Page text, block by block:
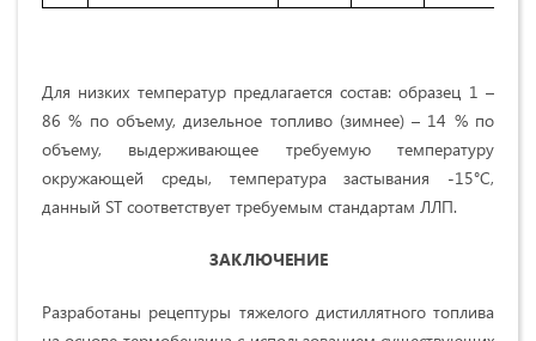
Для низких температур предлагается состав: образец 1 –
86 % по объему, дизельное топливо (зимнее) – 14 % по
объему, выдерживающее требуемую температуру
окружающей среды, температура застывания -15°С,
данный ST соответствует требуемым стандартам ЛЛП.
ЗАКЛЮЧЕНИЕ
Разработаны рецептуры тяжелого дистиллятного топлива